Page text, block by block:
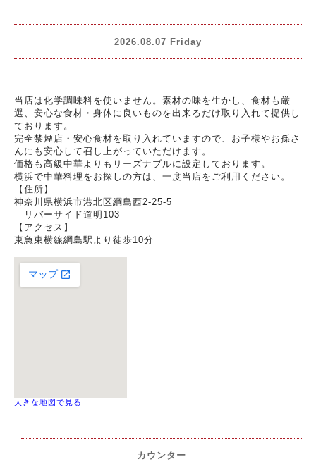
2026.08.07 Friday
当店は化学調味料を使いません。素材の味を生かし、食材も厳
選、安心な食材・身体に良いものを出来るだけ取り入れて提供し
ております。
完全禁煙店・安心食材を取り入れていますので、お子様やお孫さ
んにも安心して召し上がっていただけます。
価格も高級中華よりもリーズナブルに設定しております。
横浜で中華料理をお探しの方は、一度当店をご利用ください。
【住所】
神奈川県横浜市港北区綱島西2-25-5
リバーサイド道明103
【アクセス】
東急東横線綱島駅より徒歩10分
大きな地図で見る
カウンター